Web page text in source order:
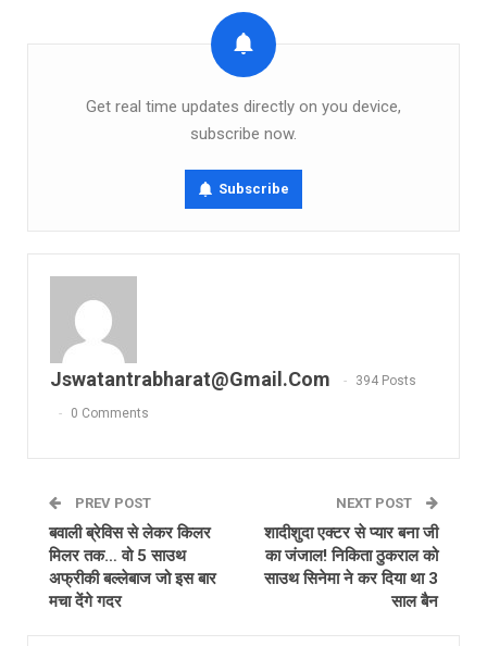
Get real time updates directly on you device,
subscribe now.
Subscribe
Jswatantrabharat@gmail.com 394 Posts
0 Comments
PREV POST
बवाली ब्रेविस से लेकर किलर
मिलर तक… वो 5 साउथ
अफ्रीकी बल्लेबाज जो इस बार
मचा देंगे गदर
NEXT POST
शादीशुदा एक्टर से प्यार बना जी
का जंजाल! निकिता ठुकराल को
साउथ सिनेमा ने कर दिया था 3
साल बैन